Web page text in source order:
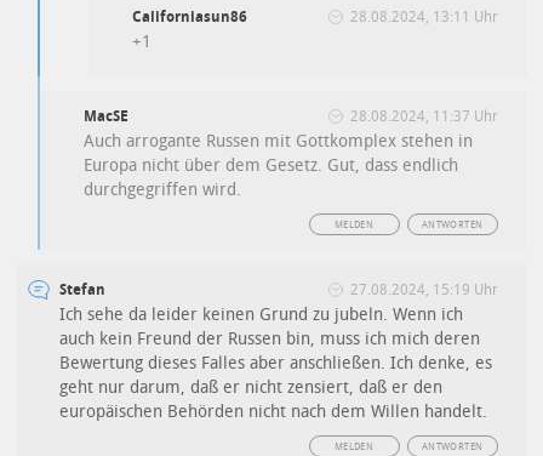
Californiasun86 28.08.2024, 13:11 Uhr
+1
MacSE 28.08.2024, 11:37 Uhr
Auch arrogante Russen mit Gottkomplex stehen in
Europa nicht über dem Gesetz. Gut, dass endlich
durchgegriffen wird.
ANTWORTEN
MELDEN
Stefan 27.08.2024, 15:19 Uhr
Ich sehe da leider keinen Grund zu jubeln. Wenn ich
auch kein Freund der Russen bin, muss ich mich deren
Bewertung dieses Falles aber anschließen. Ich denke, es
geht nur darum, daß er nicht zensiert, daß er den
europäischen Behörden nicht nach dem Willen handelt.
ANTWORTEN
MELDEN